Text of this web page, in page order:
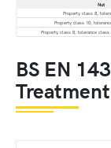
Nut
Property class 8,
Property class 10,
Property class 8, tolerance
BS EN